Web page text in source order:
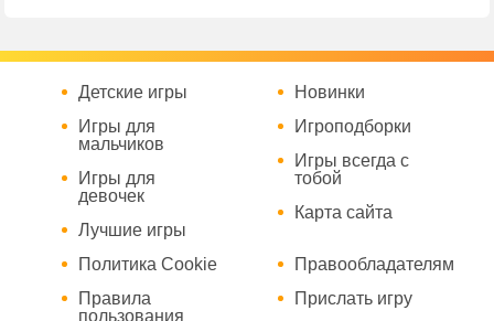
Детские игры
Игры для
мальчиков
Игры для
девочек
Лучшие игры
Новинки
Игроподборки
Игры всегда с
тобой
Карта сайта
Политика Cookie
Правила
пользования
Правообладателям
Прислать игру